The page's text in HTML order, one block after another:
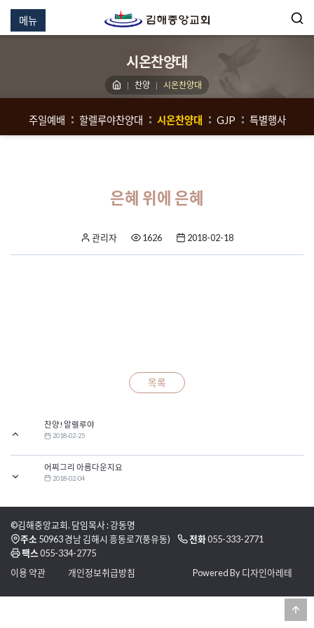
메뉴
시온찬양대
찬양 시온찬양대
주일예배 할렐루야찬양대 시온찬양대 GJP 특별행사
은혜 위에 은혜
관리자 1626 2018-02-18
목록
찬양! 알렐루야
2018-02-25
어찌그리 아름다운지요
2018-02-04
©김해중앙교회. 담임목사 : 강동명
주소 50963 경남 김해시 흥동로7(풍유동) 전화055-333-2771
팩스 055-334-2775
이용 약관
개인정보취급방침 Powered By 디자인아레테